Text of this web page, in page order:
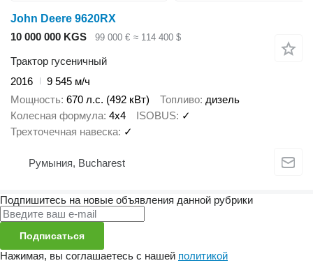
John Deere 9620RX
10 000 000 KGS
99 000 € ≈ 114 400 $
Трактор гусеничный
2016
9 545 м/ч
Мощность 670 л.с. (492 кВт) Топливо дизель
Колесная формула 4x4 ISOBUS ✓
Трехточечная навеска ✓
Румыния, Bucharest
Подпишитесь на новые объявления данной рубрики
Подписаться
Нажимая, вы соглашаетесь с нашей политикой